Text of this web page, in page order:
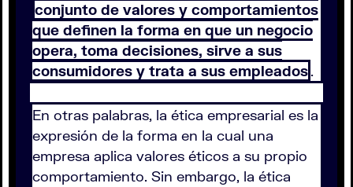
conjunto de valores y comportamientos
que definen la forma en que un negocio
opera, toma decisiones, sirve a sus
consumidores y trata a sus empleados.
En otras palabras, la ética empresarial es la
expresión de la forma en la cual una
empresa aplica valores éticos a su propio
comportamiento. Sin embargo, la ética